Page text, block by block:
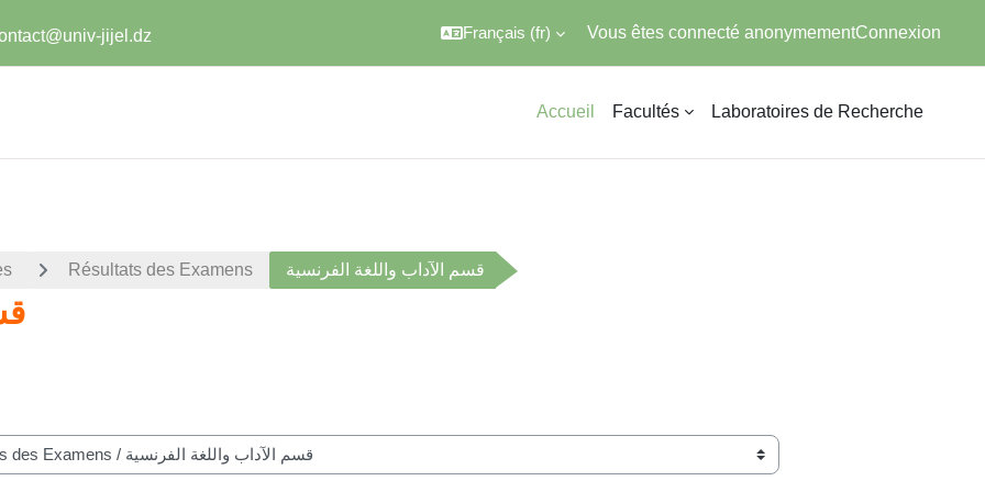
jijel.dz Français ‎(fr)‎ Vous êtes connecté anonymementConnexion
Accueil Facultés Laboratoires de Recherche
Résultats des Examens قسم الآداب واللغة الفرنسية